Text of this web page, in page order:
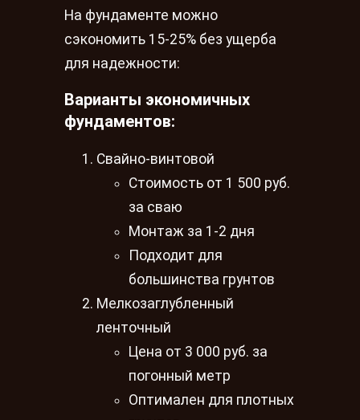
На фундаменте можно
сэкономить 15-25% без ущерба
для надежности:
Варианты экономичных
фундаментов:
Свайно-винтовой
Стоимость от 1 500 руб.
за сваю
Монтаж за 1-2 дня
Подходит для
большинства грунтов
Мелкозаглубленный
ленточный
Цена от 3 000 руб. за
погонный метр
Оптимален для плотных